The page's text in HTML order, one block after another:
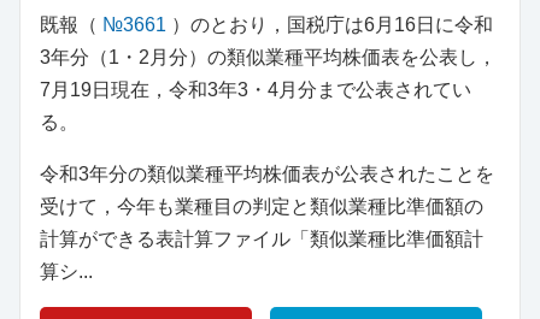
既報（ №3661 ）のとおり，国税庁は6月16日に令和
3年分（1・2月分）の類似業種平均株価表を公表し，
7月19日現在，令和3年3・4月分まで公表されてい
る。
令和3年分の類似業種平均株価表が公表されたことを
受けて，今年も業種目の判定と類似業種比準価額の
計算ができる表計算ファイル「類似業種比準価額計
算シ...